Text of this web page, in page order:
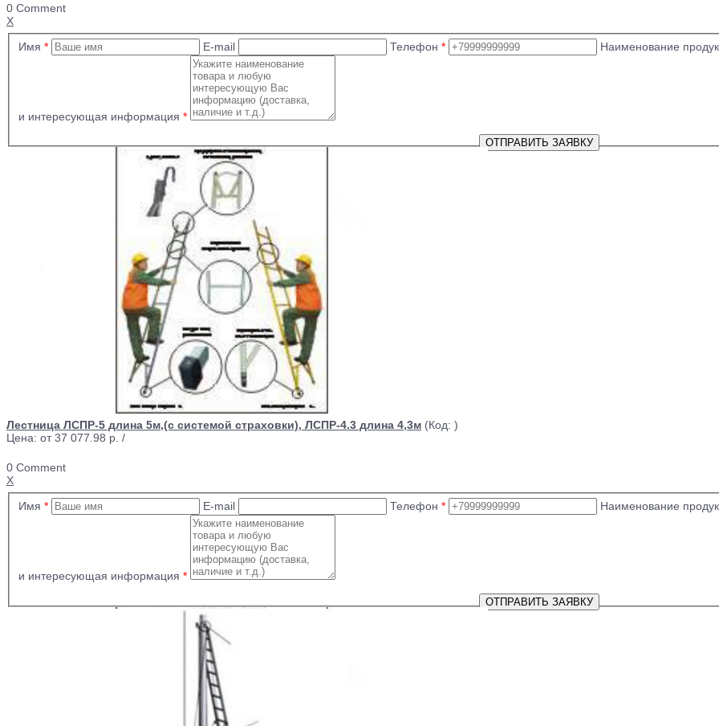
0 Comment
X
Имя * E-mail Телефон * Наименование
и интересующая информация *
Лестница ЛСПР-5 длина 5м,(с системой страховки), ЛСПР-4.3 длина 4,3м (Код: )
Цена: от37 077.98 р. /
0 Comment
X
Имя * E-mail Телефон * Наименование
и интересующая информация *